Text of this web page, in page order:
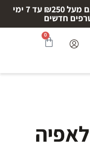
מינימום הזמנה ₪150 | משלוח חינם מעל ₪250 עד 7 ימי
0
לאפיה